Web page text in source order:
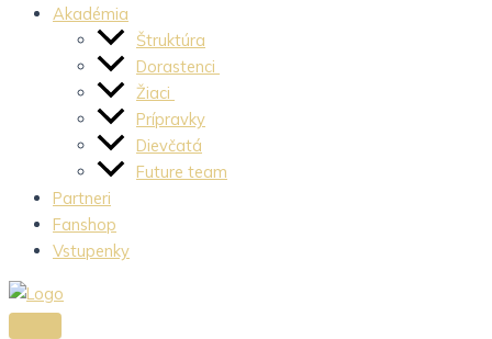
Akadémia
Štruktúra
Dorastenci
Žiaci
Prípravky
Dievčatá
Future team
Partneri
Fanshop
Vstupenky